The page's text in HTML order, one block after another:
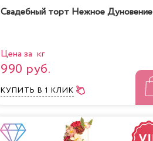
Свадебный торт Нежное Дуновение
Цена за кг
990 руб.
КУПИТЬ В 1 КЛИК